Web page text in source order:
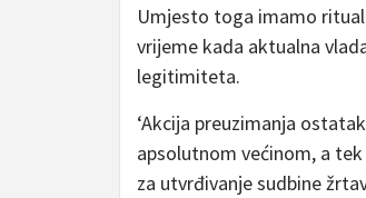
Umjesto toga imamo
vrijeme kada aktualna
legitimiteta.
‘Akcija preuzimanja
apsolutnom većinom, a
za utvrđivanje sudbine